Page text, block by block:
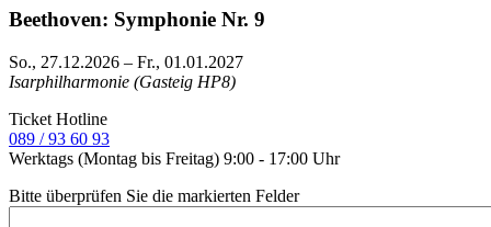
Beethoven: Symphonie Nr. 9
So., 27.12.2026 – Fr., 01.01.2027
Isarphilharmonie (Gasteig HP8)
Ticket Hotline
089 / 93 60 93
Werktags (Montag bis Freitag) 9:00 - 17:00 Uhr
Bitte überprüfen Sie die markierten Felder